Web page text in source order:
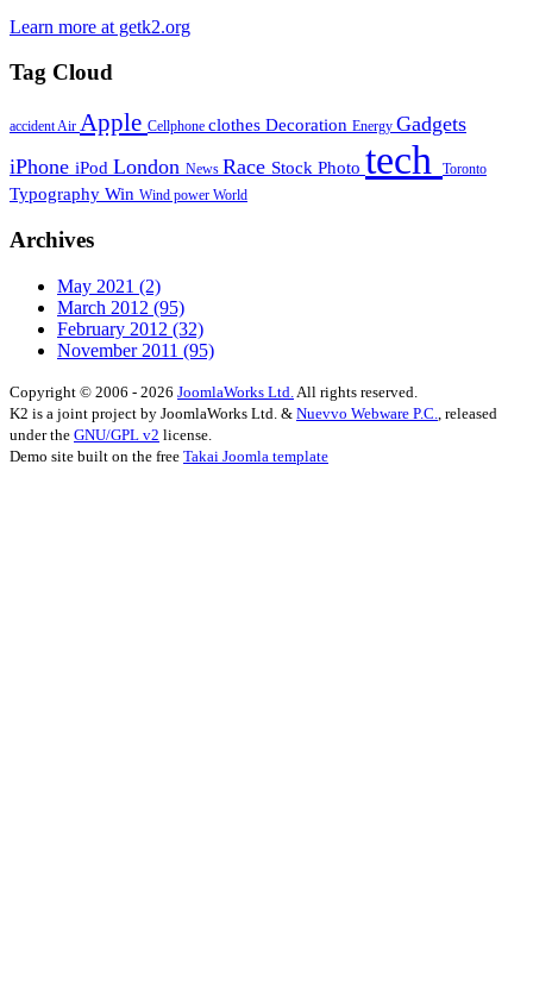
Learn more at getk2.org
Tag Cloud
accidentAir Apple Cellphone clothes Decoration Energy Gadgets
iPhone iPod London News Race Stock Photo tech Toronto
Typography Win Wind power World
Archives
May 2021 (2)
March 2012 (95)
February 2012 (32)
November 2011 (95)
Copyright © 2006 - 2026 JoomlaWorks Ltd. All rights reserved.
K2 is a joint project by JoomlaWorks Ltd. & Nuevvo Webware P.C.
, released
under the GNU/GPL v2 license.
Demo site built on the free Takai Joomla template